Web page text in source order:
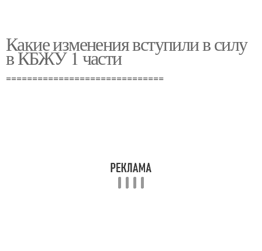
Какие изменения вступили в силу
в КБЖУ 1 части
==============================